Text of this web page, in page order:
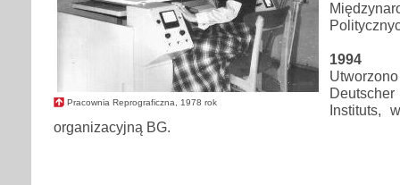
Pracownia Reprograficzna, 1978 rok
1994
Deutscher
Instituts,
organizacyjną BG.